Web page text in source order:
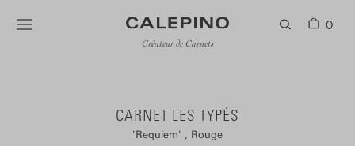
Créateur de Carnets
0
CARNET LES TYPÉS
Requiem Rouge